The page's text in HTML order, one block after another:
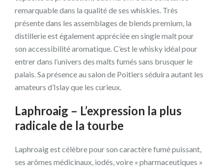
remarquable dans la qualité de ses whiskies. Très
présente dans les assemblages de blends premium, la
distillerie est également appréciée en single malt pour
son accessibilité aromatique. C’est le whisky idéal pour
entrer dans l’univers des malts fumés sans brusquer le
palais. Sa présence au salon de Poitiers séduira autant les
amateurs d’Islay que les curieux.
Laphroaig – L’expression la plus
radicale de la tourbe
Laphroaig est célèbre pour son caractère fumé puissant,
ses arômes médicinaux, iodés, voire « pharmaceutiques »